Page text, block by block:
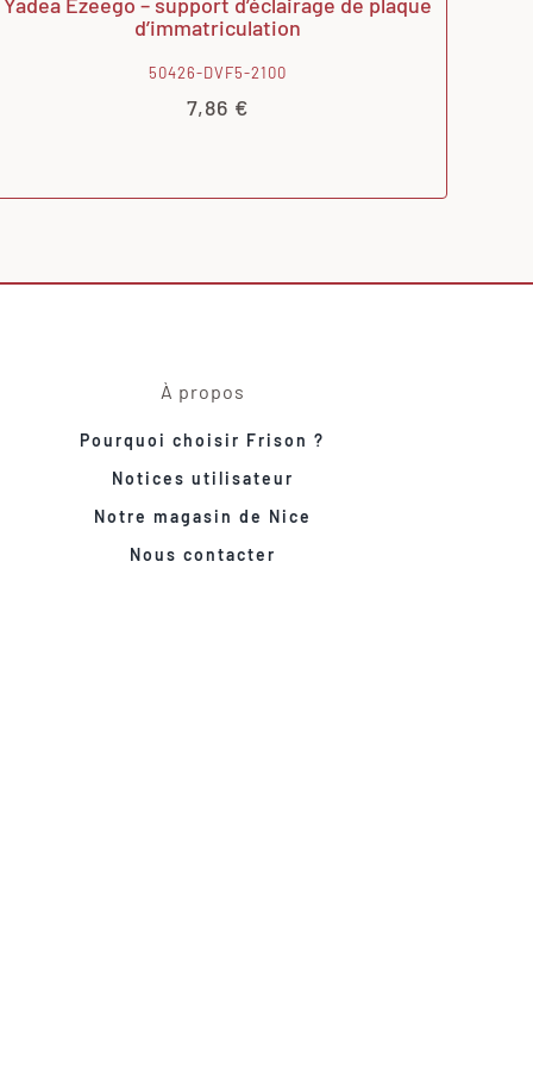
d’immatriculation
50426-DVF5-2100
7,86 €
À propos
Pourquoi choisir Frison ?
Notices utilisateur
Notre magasin de Nice
Nous contacter